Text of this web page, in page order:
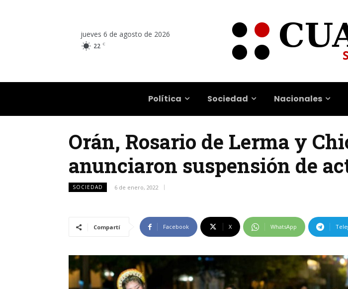
jueves 6 de agosto de 2026
22 C
Política Sociedad Nacionales
Orán, Rosario de Lerma y
anunciaron suspensión de
SOCIEDAD 6 de enero, 2022
Compartí Facebook X WhatsApp